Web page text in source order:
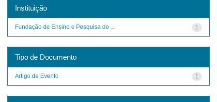
Instituição
1
Fundação de Ensino e Pesquisa do ...
Tipo de Documento
1
Artigo de Evento